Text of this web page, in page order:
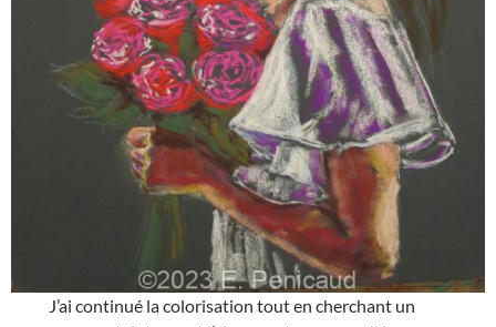
J’ai continué la colorisation tout en cherchant un